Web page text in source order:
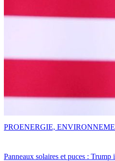
Panneaux solaires et puces : Trump
PROENERGIE,